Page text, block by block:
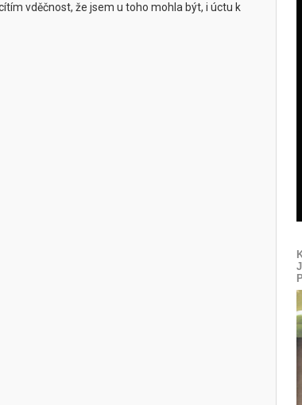
vděčnost, že jsem u toho mohla být, i úctu k